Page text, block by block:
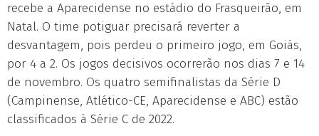
recebe a Aparecidense no estádio do Frasqueirão, em
Natal. O time potiguar precisará reverter a
desvantagem, pois perdeu o primeiro jogo, em Goiás,
por 4 a 2. Os jogos decisivos ocorrerão nos dias 7 e 14
de novembro. Os quatro semifinalistas da Série D
(Campinense, Atlético-CE, Aparecidense e ABC) estão
classificados à Série C de 2022.